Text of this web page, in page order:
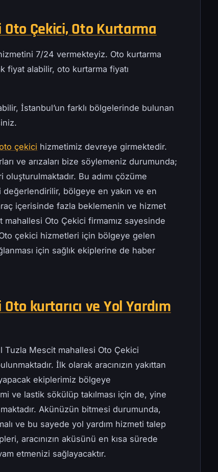
Çekici, Oto Kurtarma
7/24 vermekteyiz. Oto kurtarma
fiyat alabilir, oto kurtarma fiyatı
İstanbul’un farklı bölgelerinde bulunan
çekici hizmetimiz devreye girmektedir.
ve arızaları bize söylemeniz durumunda;
Bu adımı çözüme
bölgeye en yakın ve en
içerisinde fazla beklemenin ve hizmet
Oto Çekici firmamız sayesinde
çekici hizmetleri için bölgeye gelen
için sağlık ekiplerine de haber
kurtarıcı ve Yol Yardım
Tuzla Mescit mahallesi Oto Çekici
İlk olarak aracınızın yakıttan
ekiplerimiz bölgeye
ve lastik sökülüp takılması için de, yine
Akünüzün bitmesi durumunda,
ve bu sayede yol yardım hizmeti talep
aracınızın aküsünü en kısa sürede
etmenizi sağlayacaktır.